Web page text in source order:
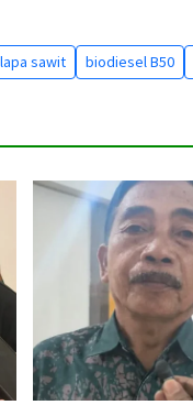
sawit biodiesel B50